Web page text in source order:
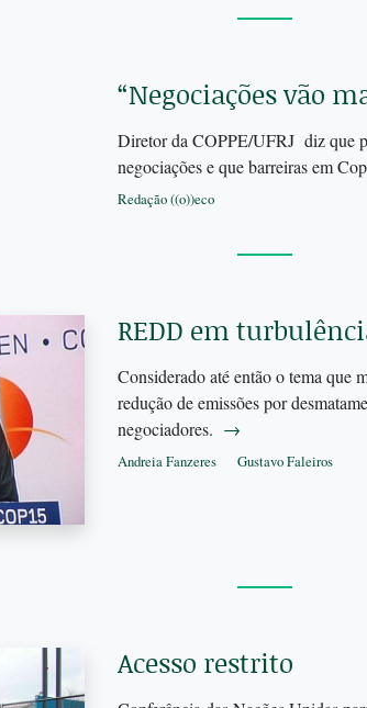
“Negociações vão
Diretor da COPPE/UFRJ diz que
negociações e que barreiras em
Redação ((o))eco
REDD em
Considerado até então o tema que
redução de emissões por
negociadores. →
Andreia Fanzeres Gustavo Faleiros
Acesso restrito